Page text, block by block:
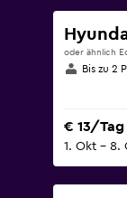
oder ähnlich
Bis zu 2
€ 13/Tag
1. Okt – 8.